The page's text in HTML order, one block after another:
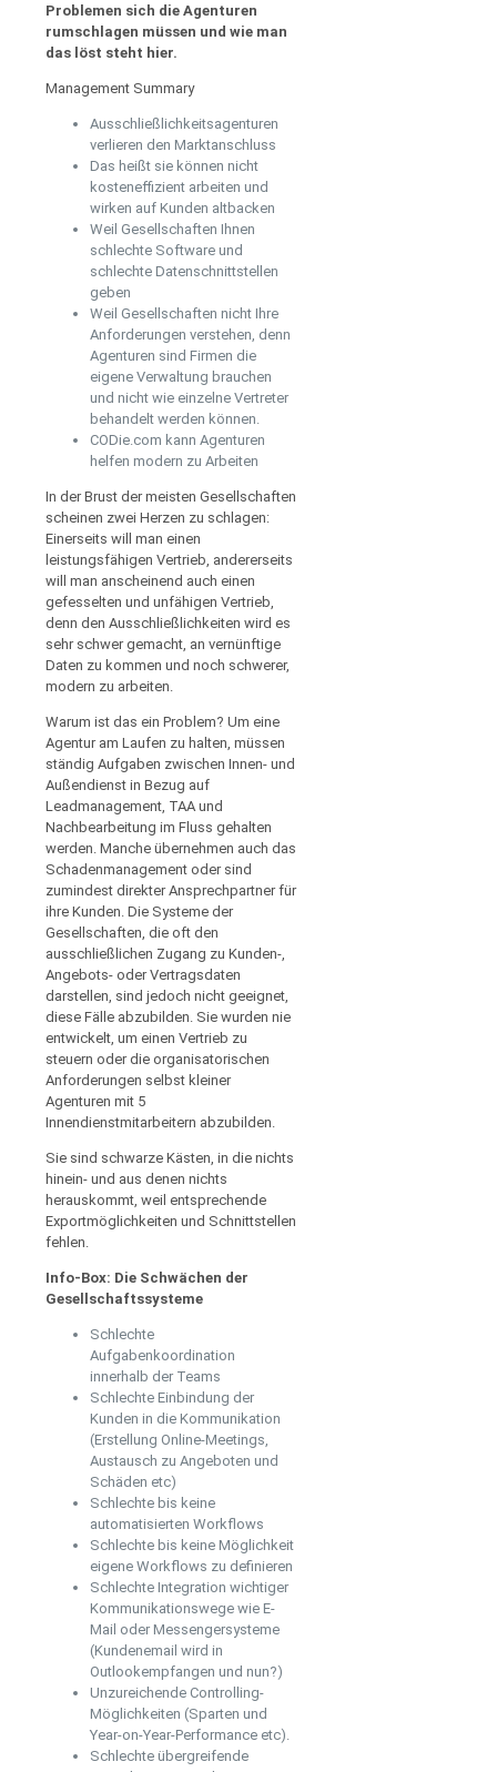
Problemen sich die Agenturen
rumschlagen müssen und wie man
das löst steht hier.
Management Summary
Ausschließlichkeitsagenturen
verlieren den Marktanschluss
Das heißt sie können nicht
kosteneffizient arbeiten und
wirken auf Kunden altbacken
Weil Gesellschaften Ihnen
schlechte Software und
schlechte Datenschnittstellen
geben
Weil Gesellschaften nicht Ihre
Anforderungen verstehen, denn
Agenturen sind Firmen die
eigene Verwaltung brauchen
und nicht wie einzelne Vertreter
behandelt werden können.
CODie.com kann Agenturen
helfen modern zu Arbeiten
In der Brust der meisten Gesellschaften
scheinen zwei Herzen zu schlagen:
Einerseits will man einen
leistungsfähigen Vertrieb, andererseits
will man anscheinend auch einen
gefesselten und unfähigen Vertrieb,
denn den Ausschließlichkeiten wird es
sehr schwer gemacht, an vernünftige
Daten zu kommen und noch schwerer,
modern zu arbeiten.
Warum ist das ein Problem? Um eine
Agentur am Laufen zu halten, müssen
ständig Aufgaben zwischen Innen- und
Außendienst in Bezug auf
Leadmanagement, TAA und
Nachbearbeitung im Fluss gehalten
werden. Manche übernehmen auch das
Schadenmanagement oder sind
zumindest direkter Ansprechpartner für
ihre Kunden. Die Systeme der
Gesellschaften, die oft den
ausschließlichen Zugang zu Kunden-,
Angebots- oder Vertragsdaten
darstellen, sind jedoch nicht geeignet,
diese Fälle abzubilden. Sie wurden nie
entwickelt, um einen Vertrieb zu
steuern oder die organisatorischen
Anforderungen selbst kleiner
Agenturen mit 5
Innendienstmitarbeitern abzubilden.
Sie sind schwarze Kästen, in die nichts
hinein- und aus denen nichts
herauskommt, weil entsprechende
Exportmöglichkeiten und Schnittstellen
fehlen.
Info-Box: Die Schwächen der
Gesellschaftssysteme
Schlechte
Aufgabenkoordination
innerhalb der Teams
Schlechte Einbindung der
Kunden in die Kommunikation
(Erstellung Online-Meetings,
Austausch zu Angeboten und
Schäden etc)
Schlechte bis keine
automatisierten Workflows
Schlechte bis keine Möglichkeit
eigene Workflows zu definieren
Schlechte Integration wichtiger
Kommunikationswege wie E-
Mail oder Messengersysteme
(Kundenemail wird in
Outlookempfangen und nun?)
Unzureichende Controlling-
Möglichkeiten (Sparten und
Year-on-Year-Performance etc).
Schlechte übergreifende